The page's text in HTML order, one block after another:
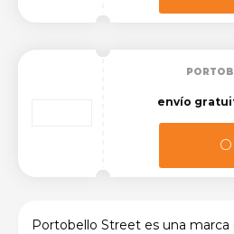
envío
Portobello Street es una marca